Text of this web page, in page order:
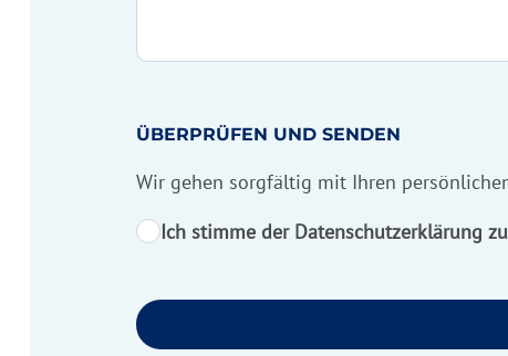
ÜBERPRÜFEN UND SENDEN
Wir gehen sorgfältig mit Ihren
Ich stimme der Datenschutzerklärung